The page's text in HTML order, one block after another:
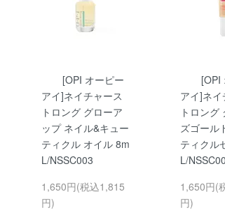
[OPI オーピー
アイ]ネイチャース
トロング グローア
ップ ネイル&キュー
ティクル オイル 8m
L/NSSC003
1,650円(税込1,815
円)
[OPI
アイ]ネイ
トロング
ズゴール
ティクル
L/
1,650円(
円)